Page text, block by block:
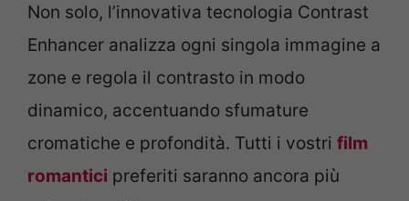
Non solo, l’innovativa tecnologia Contrast
Enhancer analizza ogni singola immagine a
zone e regola il contrasto in modo
dinamico, accentuando sfumature
cromatiche e profondità. Tutti i vostri film
romantici preferiti saranno ancora più